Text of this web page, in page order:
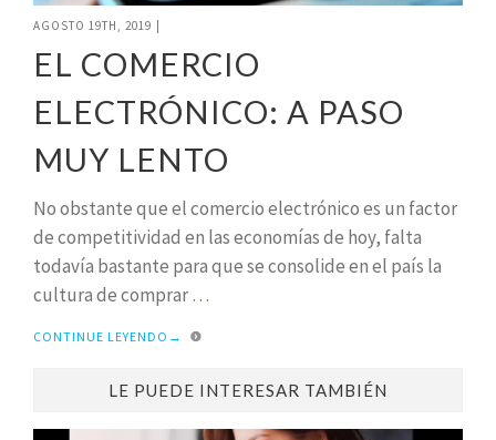
AGOSTO 19TH, 2019
EL COMERCIO
ELECTRÓNICO: A PASO
MUY LENTO
No obstante que el comercio electrónico es un factor
de competitividad en las economías de hoy, falta
todavía bastante para que se consolide en el país la
cultura de comprar…
CONTINUE LEYENDO →
LE PUEDE INTERESAR TAMBIÉN